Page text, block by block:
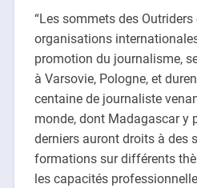
“Les sommets des
organisations
promotion du journalisme,
à Varsovie, Pologne, et
centaine de journaliste
monde, dont Madagascar y
derniers auront droits à des
formations sur différents
les capacités